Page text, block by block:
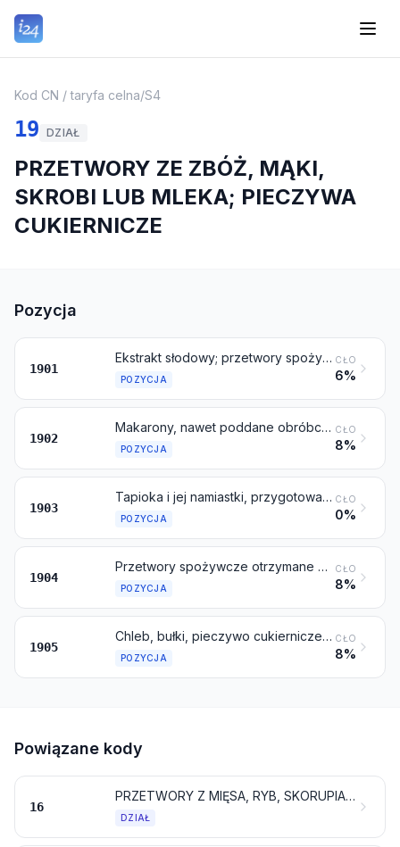
Kod CN / taryfa celna/S4
19 DZIAŁ
PRZETWORY ZE ZBÓŻ, MĄKI,
SKROBI LUB MLEKA; PIECZYWA
CUKIERNICZE
Pozycja
1901
Ekstrakt słodowy; przetwory spożywcze z mąki, kasz, mączki, skrobi lub z ekstraktu słodowego, niezawierające kakao lub zawierające mniej niż 40 % masy kakao, obliczone w stosunku do całkowicie odtłuszczonej bazy, gdzie indziej niewymienione ani niewłączone; przetwory spożywcze z towarów objętych pozycjami od 0401 do 0404, niezawierające kakao lub zawierające mniej niż 5 % masy kakao, obliczone w stosunku do całkowicie odtłuszczonej bazy, gdzie indziej niewymienione ani niewłączone
POZYCJA
CŁO
6%
1902
Makarony, nawet poddane obróbce cieplnej lub nadziewane (mięsem lub innymi substancjami), lub przygotowane inaczej, takie jak spaghetti, rurki, nitki, lasagne, gnocchi, ravioli, cannelloni; kuskus, nawet przygotowany
POZYCJA
CŁO
8%
1903
Tapioka i jej namiastki, przygotowane ze skrobi, w postaci płatków, ziaren, perełek, odsiewu lub w podobnych postaciach
POZYCJA
CŁO
0%
1904
Przetwory spożywcze otrzymane przez spęcznianie lub prażenie zbóż, lub produktów zbożowych (na przykład płatki kukurydziane); zboża (inne niż kukurydza) w postaci ziarna lub w postaci płatków, lub inaczej przetworzonego ziarna (z wyjątkiem mąki, kasz i mączki), wstępnie obgotowane lub inaczej przygotowane, gdzie indziej niewymienione ani niewłączone
POZYCJA
CŁO
8%
1905
Chleb, bułki, pieczywo cukiernicze, ciasta i ciastka, herbatniki i pozostałe wyroby piekarnicze, nawet zawierające kakao; opłatki sakralne, puste kapsułki stosowane do celów farmaceutycznych, wafle wytłaczane, papier ryżowy i podobne wyroby
POZYCJA
CŁO
8%
Powiązane kody
16
PRZETWORY Z MIĘSA, RYB, SKORUPIAKÓW, MIĘCZAKÓW LUB POZOSTAŁYCH BEZKRĘGOWCÓW WODNYCH, LUB Z OWADÓW
DZIAŁ